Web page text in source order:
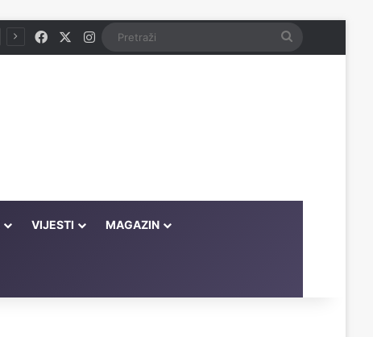
FacebookInstagram Pretraži
VIJESTI MAGAZIN